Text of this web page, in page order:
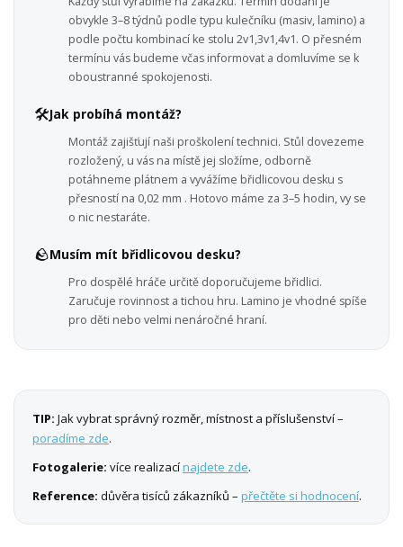
obvykle 3–8 týdnů podle typu kulečníku (masiv, lamino) a
podle počtu kombinací ke stolu 2v1,3v1,4v1. O přesném
termínu vás budeme včas informovat a domluvíme se k
oboustranné spokojenosti.
🛠️Jak probíhá montáž?
Montáž zajišťují naši proškolení technici. Stůl dovezeme
rozložený, u vás na místě jej složíme, odborně
potáhneme plátnem a vyvážíme břidlicovou desku s
přesností na 0,02 mm . Hotovo máme za 3–5 hodin, vy se
o nic nestaráte.
🪨Musím mít břidlicovou desku?
Pro dospělé hráče určitě doporučujeme břidlici.
Zaručuje rovinnost a tichou hru. Lamino je vhodné spíše
pro děti nebo velmi nenáročné hraní.
TIP: Jak vybrat správný rozměr, místnost a příslušenství –
poradíme zde.
Fotogalerie: více realizacínajdete zde.
Reference: důvěra tisíců zákazníků – přečtěte si hodnocení.